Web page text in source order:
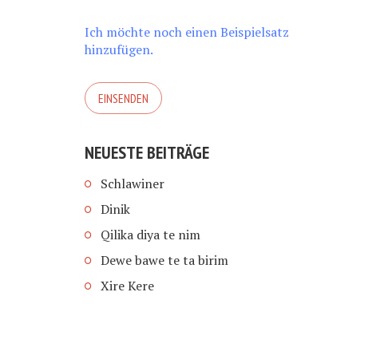
Ich möchte noch einen Beispielsatz
hinzufügen.
NEUESTE BEITRÄGE
Schlawiner
Dinik
Qilika diya te nim
Dewe bawe te ta birim
Xire Kere